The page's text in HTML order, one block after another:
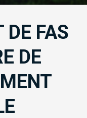
DE FAS
DE